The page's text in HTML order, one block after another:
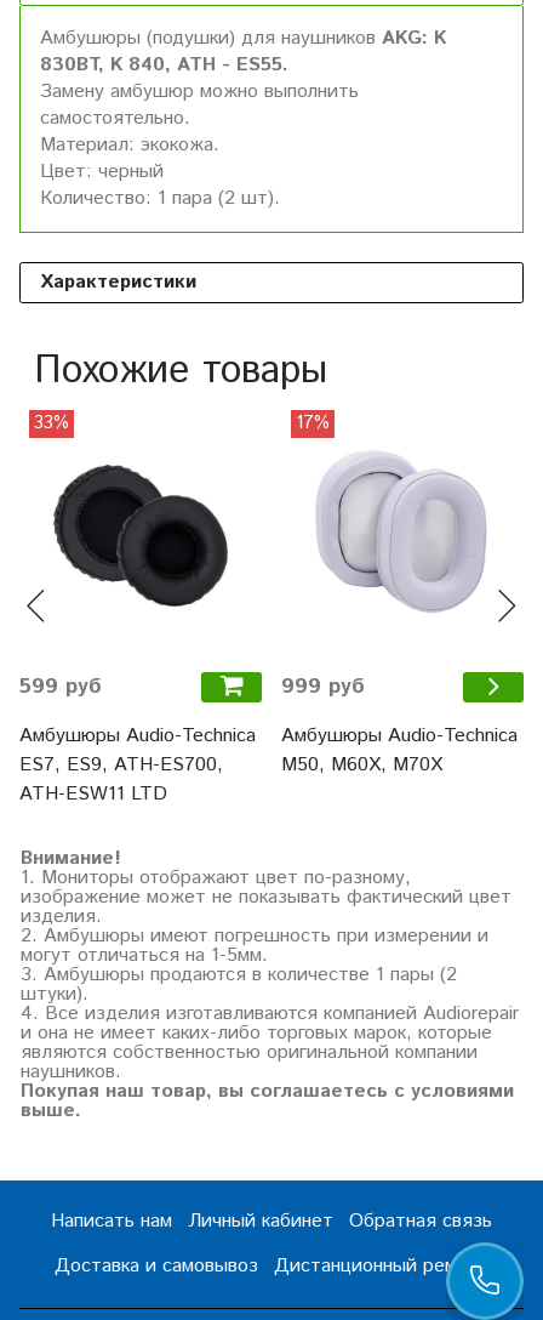
Амбушюры (подушки) для наушников AKG: K
830BT, K 840, ATH - ES55.
Замену амбушюр можно выполнить
самостоятельно.
Материал: экокожа.
Цвет: черный
Количество: 1 пара (2 шт).
Характеристики
Похожие товары
33%
599 руб
Амбушюры Audio-Technica
ES7, ES9, ATH-ES700,
ATH-ESW11 LTD
17%
999 руб
Амбушюры Audio-Technica
M50, M60X, M70X
Внимание!
1. Мониторы отображают цвет по-разному,
изображение может не показывать фактический цвет
изделия.
2. Амбушюры имеют погрешность при измерении и
могут отличаться на 1-5мм.
3. Амбушюры продаются в количестве 1 пары (2
штуки).
4. Все изделия изготавливаются компанией Audiorepair
и она не имеет каких-либо торговых марок, которые
являются собственностью оригинальной компании
наушников.
Покупая наш товар, вы соглашаетесь с условиями
выше.
Написать нам Личный кабинет
Обратная связь
Доставка и самовывоз
Дистанционный ремонт